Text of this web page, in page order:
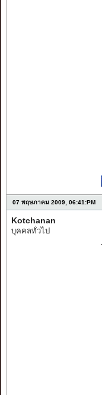
07 พฤษภาคม 2009, 06:41:PM
Kotchanan
บุคคลทั่วไป